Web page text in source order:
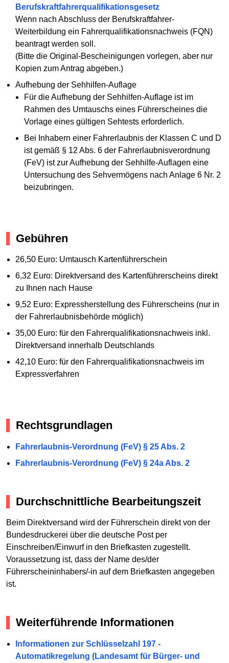
Berufskraftfahrerqualifikationsgesetz
Wenn nach Abschluss der Berufskraftfahrer-
Weiterbildung ein Fahrerqualifikationsnachweis (FQN)
beantragt werden soll.
(Bitte die Original-Bescheinigungen vorlegen, aber nur
Kopien zum Antrag abgeben.)
Aufhebung der Sehhilfen-Auflage
Für die Aufhebung der Sehhilfen-Auflage ist im
Rahmen des Umtauschs eines Führerscheines die
Vorlage eines gültigen Sehtests erforderlich.
Bei Inhabern einer Fahrerlaubnis der Klassen C und D
ist gemäß § 12 Abs. 6 der Fahrerlaubnisverordnung
(FeV) ist zur Aufhebung der Sehhilfe-Auflagen eine
Untersuchung des Sehvermögens nach Anlage 6 Nr. 2
beizubringen.
Gebühren
26,50 Euro: Umtausch Kartenführerschein
6,32 Euro: Direktversand des Kartenführerscheins direkt
zu Ihnen nach Hause
9,52 Euro: Expressherstellung des Führerscheins (nur in
der Fahrerlaubnisbehörde möglich)
35,00 Euro: für den Fahrerqualifikationsnachweis inkl.
Direktversand innerhalb Deutschlands
42,10 Euro: für den Fahrerqualifikationsnachweis im
Expressverfahren
Rechtsgrundlagen
Fahrerlaubnis-Verordnung (FeV) § 25 Abs. 2
Fahrerlaubnis-Verordnung (FeV) § 24a Abs. 2
Durchschnittliche Bearbeitungszeit
Beim Direktversand wird der Führerschein direkt von der
Bundesdruckerei über die deutsche Post per
Einschreiben/Einwurf in den Briefkasten zugestellt.
Voraussetzung ist, dass der Name des/der
Führerscheininhabers/-in auf dem Briefkasten angegeben
ist.
Weiterführende Informationen
Informationen zur Schlüsselzahl 197 -
Automatikregelung (Landesamt für Bürger- und